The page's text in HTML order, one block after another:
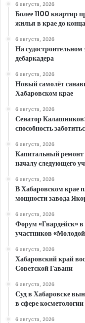
6 августа, 2026
Более 1100 квартир
жилья в крае до
6 августа, 2026
На
дебаркадера
6 августа, 2026
Новый самолёт
Хабаровском крае
6 августа, 2026
Сенатор
способность
6 августа, 2026
Капитальный
началу следующего
6 августа, 2026
В Хабаровском крае
мощности завода
6 августа, 2026
Форум «Гвардейск» в
участников
6 августа, 2026
Хабаровский край
Советской Гавани
6 августа, 2026
Суд в Хабаровске
в сфере косметологии
6 августа, 2026